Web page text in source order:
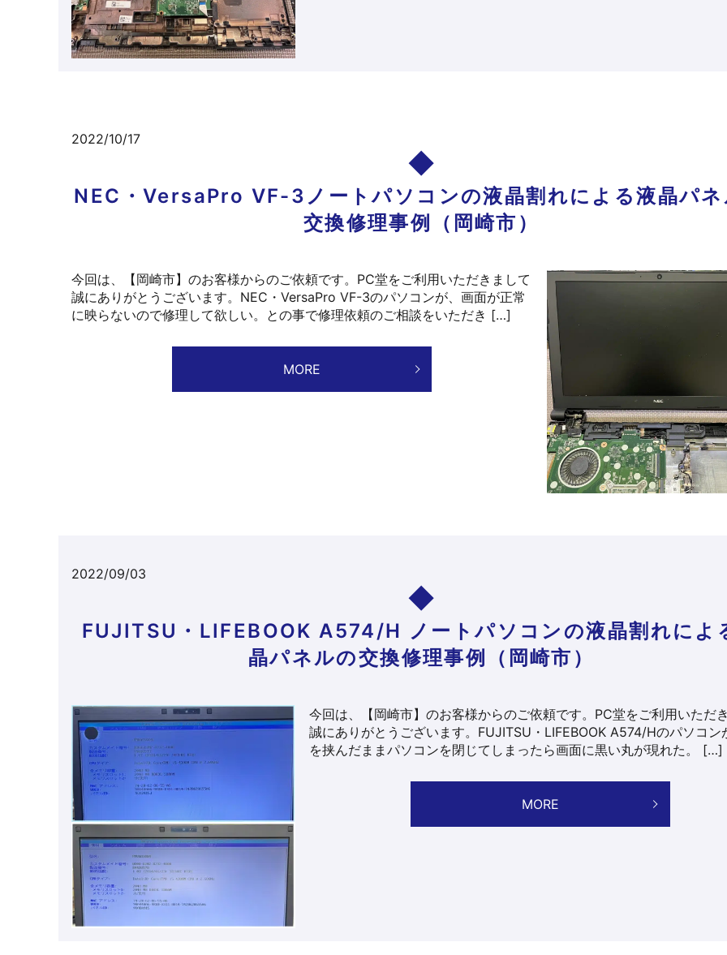
2022/10/17
NEC・VersaPro VF-3ノートパソコンの液晶割れによる液晶パネ
交換修理事例（岡崎市）
今回は、【岡崎市】のお客様からのご依頼です。PC堂をご利用いただきまして
誠にありがとうございます。NEC・VersaPro VF-3のパソコンが、画面が正常
に映らないので修理して欲しい。との事で修理依頼のご相談をいただき […]
MORE
2022/09/03
FUJITSU・LIFEBOOK A574/H ノートパソコンの液晶割れによ
晶パネルの交換修理事例（岡崎市）
今回は、【岡崎市】のお客様からのご依頼です。PC堂をご利用いただ
誠にありがとうございます。FUJITSU・LIFEBOOK A574/Hのパソコン
を挟んだままパソコンを閉じてしまったら画面に黒い丸が現れた。 […]
MORE